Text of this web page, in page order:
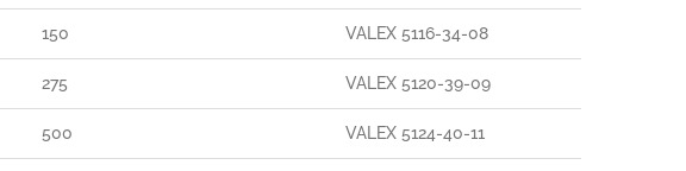
150 VALEX 5116-34-08
275 VALEX 5120-39-09
500 VALEX 5124-40-11